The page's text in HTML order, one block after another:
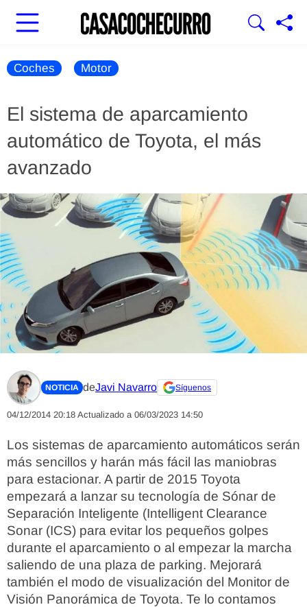
Coches Motor
El sistema de aparcamiento
automático de Toyota, el más
avanzado
NOTICIA deJavi Navarro Síguenos
04/12/2014 20:18 Actualizado a 06/03/2023 14:50
Los sistemas de aparcamiento automáticos serán
más sencillos y harán más fácil las maniobras
para estacionar. A partir de 2015 Toyota
empezará a lanzar su tecnología de Sónar de
Separación Inteligente (Intelligent Clearance
Sonar (ICS) para evitar los pequeños golpes
durante el aparcamiento o al empezar la marcha
saliendo de una plaza de parking. Mejorará
también el modo de visualización del Monitor de
Visión Panorámica de Toyota. Te lo contamos